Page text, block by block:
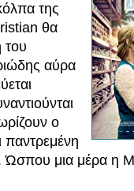
της
θα
του
αύρα
ο
παντρεμένη
Ώσπου μια μέρα η